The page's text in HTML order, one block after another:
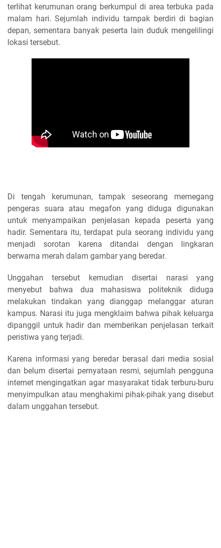
terlihat kerumunan orang berkumpul di area terbuka pada
malam hari. Sejumlah individu tampak berdiri di bagian
depan, sementara banyak peserta lain duduk mengelilingi
lokasi tersebut.
Di tengah kerumunan, tampak seseorang memegang
pengeras suara atau megafon yang diduga digunakan
untuk menyampaikan penjelasan kepada peserta yang
hadir. Sementara itu, terdapat pula seorang individu yang
menjadi sorotan karena ditandai dengan lingkaran
berwarna merah dalam gambar yang beredar.
Unggahan tersebut kemudian disertai narasi yang
menyebut bahwa dua mahasiswa politeknik diduga
melakukan tindakan yang dianggap melanggar aturan
kampus. Narasi itu juga mengklaim bahwa pihak keluarga
dipanggil untuk hadir dan memberikan penjelasan terkait
peristiwa yang terjadi.
Karena informasi yang beredar berasal dari media sosial
dan belum disertai pernyataan resmi, sejumlah pengguna
internet mengingatkan agar masyarakat tidak terburu-buru
menyimpulkan atau menghakimi pihak-pihak yang disebut
dalam unggahan tersebut.